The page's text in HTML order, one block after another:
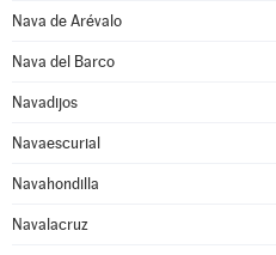
Nava de Arévalo
Nava del Barco
Navadijos
Navaescurial
Navahondilla
Navalacruz